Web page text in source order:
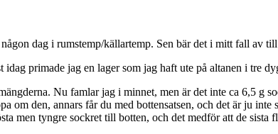
dag i rumstemp/källartemp. Sen bär det i mitt fall av
primade jag en lager som jag haft ute på altanen i tre
Nu famlar jag i minnet, men är det inte ca 6,5 g
om den, annars får du med bottensatsen, och det är ju
men tyngre sockret till botten, och det medför att de